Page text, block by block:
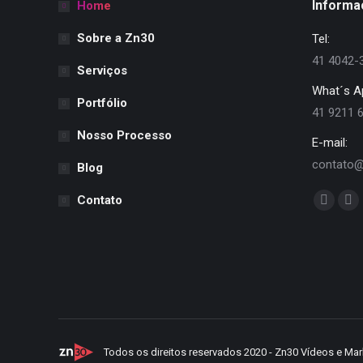
Home
Sobre a Zn30
Serviços
Portfólio
Nosso Processo
Blog
Contato
Tel:
41 4042-
What´s
41 9211
E-mail:
Todos os direitos reservados 2020 - Zn30 Vídeos e